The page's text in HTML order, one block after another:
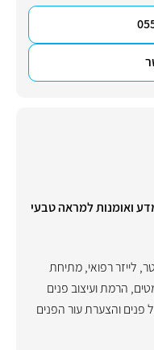
ואומנות למראה טבעי
, לייזר רפואי,מתיחת
, הרמת ועיצוב פנים
פנים והצערת עור הפנים